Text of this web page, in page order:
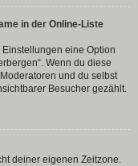
in der Online-Liste
eine Option
Wenn du diese
und du selbst
Besucher gezählt.
deiner eigenen Zeitzone.